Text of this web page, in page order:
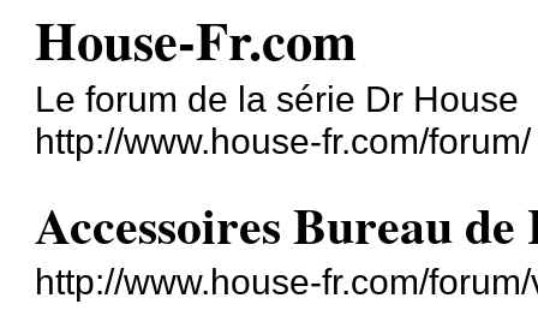
House-Fr.com
Le forum de la série Dr House
http://www.house-fr.com/forum/
Accessoires Bureau de
http://www.house-fr.com/